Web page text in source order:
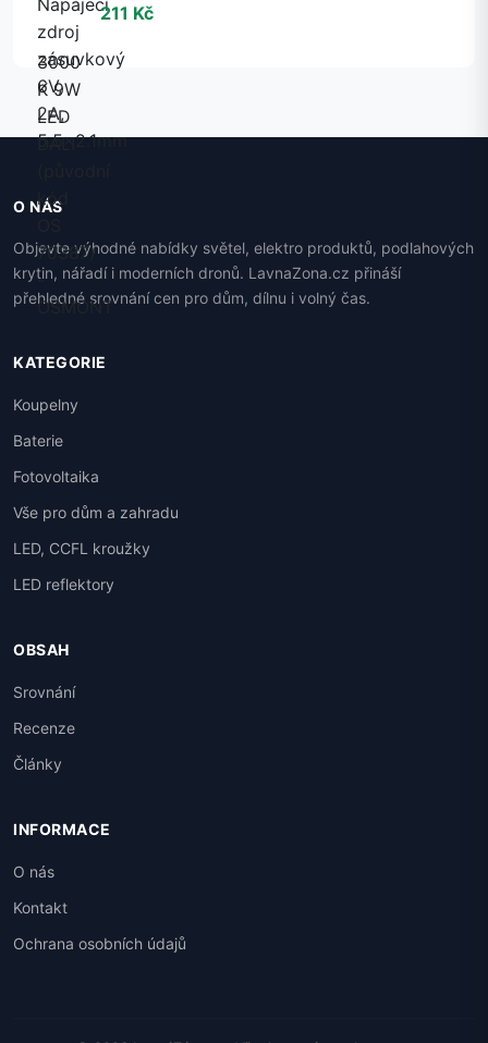
211 Kč
O NÁS
Objevte výhodné nabídky světel, elektro produktů, podlahových
krytin, nářadí i moderních dronů. LavnaZona.cz přináší
přehledné srovnání cen pro dům, dílnu i volný čas.
KATEGORIE
Koupelny
Baterie
Fotovoltaika
Vše pro dům a zahradu
LED, CCFL kroužky
LED reflektory
OBSAH
Srovnání
Recenze
Články
INFORMACE
O nás
Kontakt
Ochrana osobních údajů